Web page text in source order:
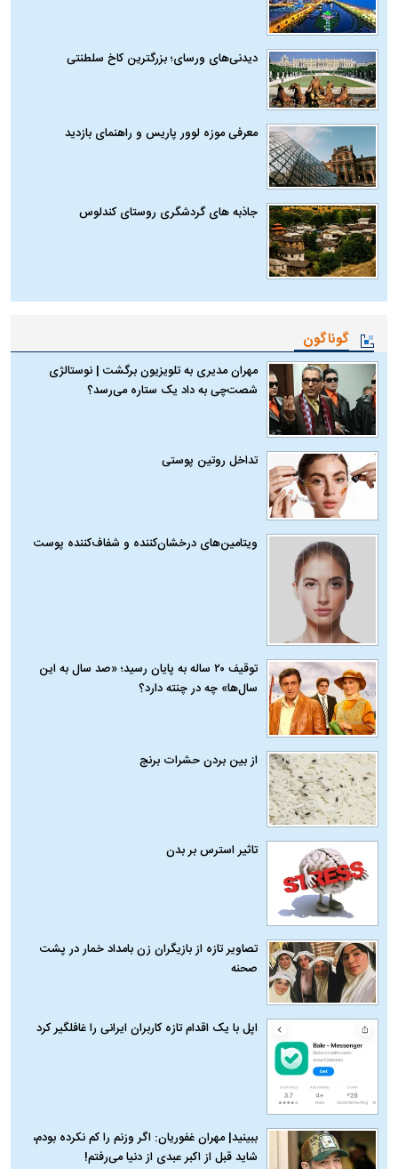
دیدنی‌های ورسای؛ بزرگترین کاخ سلطنتی
معرفی موزه لوور پاریس و راهنمای بازدید
جاذبه های گردشگری روستای کندلوس
گوناگون
مهران مدیری به تلویزیون برگشت | نوستالژی
شصت‌چی به داد یک ستاره می‌رسد؟
تداخل روتین پوستی
ویتامین‌های درخشان‌کننده و شفاف‌کننده پوست
توقیف ۲۰ ساله به پایان رسید؛ «صد سال به این
سال‌ها» چه در چنته دارد؟
از بین بردن حشرات برنج
تاثیر استرس بر بدن
تصاویر تازه از بازیگران زن بامداد خمار در پشت
صحنه
اپل با یک اقدام تازه کاربران ایرانی را غافلگیر کرد
ببینید| مهران غفوریان: اگر وزنم را کم نکرده بودم،
شاید قبل از اکبر عبدی از دنیا می‌رفتم!